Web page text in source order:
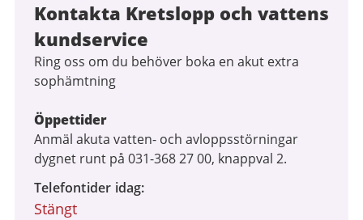
Kontakta Kretslopp och vattens
kundservice
Ring oss om du behöver boka en akut extra
sophämtning
Öppettider
Anmäl akuta vatten- och avloppsstörningar
dygnet runt på 031-368 27 00, knappval 2.
Telefontider idag
Stängt